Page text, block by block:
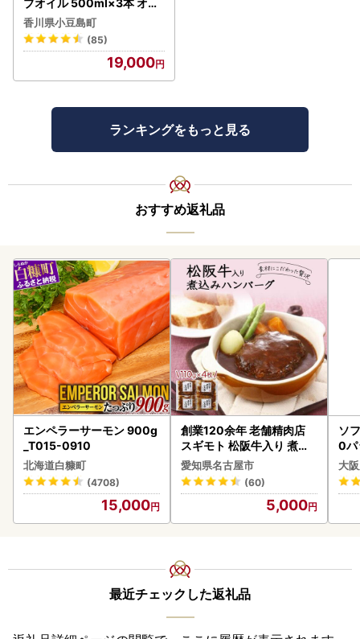
ーブオイル 食用油
香川県小豆島町
(85)
19,000
ランキングをもっと見る
おすすめ返礼品
エンペラーサーモン 900g
_T015-0910
北海道白糠町
(4708)
15,000
創業120余年 老舗精肉店
スギモト 松阪牛入り 煮込
み ハンバーグ 110g×4枚
惣菜 お取り寄せ グルメ ハ
ンバーグ 冷凍
愛知県名古屋市
(60)
5,000
ソ
0
大
最近チェックした返礼品